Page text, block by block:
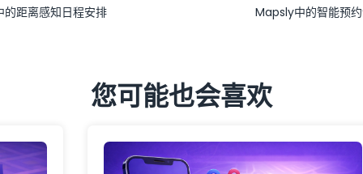
距离感知日程安排 Mapsly中的智能预
您可能也会喜欢